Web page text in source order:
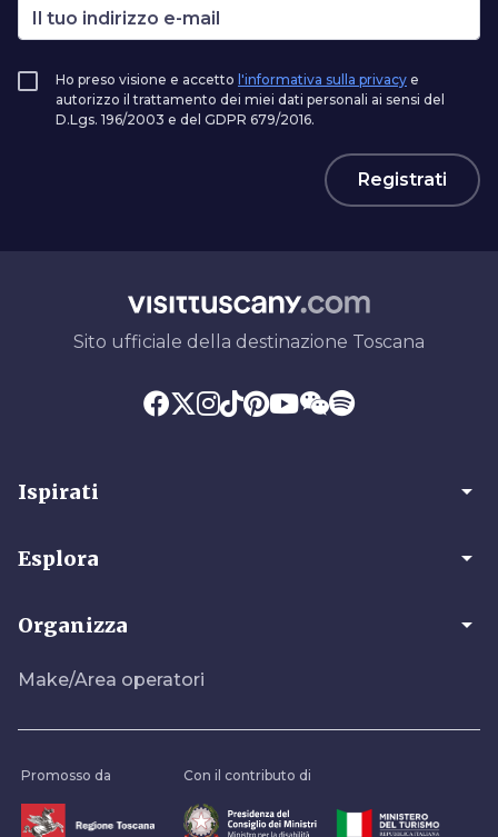
Ho preso visione e accetto l'informativa sulla privacy e
autorizzo il trattamento dei miei dati personali ai sensi del
D.Lgs. 196/2003 e del GDPR 679/2016.
Registrati
Sito ufficiale della destinazione Toscana
Ispirati arrow_drop_down
Esplora arrow_drop_down
Organizza arrow_drop_down
Make/Area operatori
Promosso da Con il contributo di